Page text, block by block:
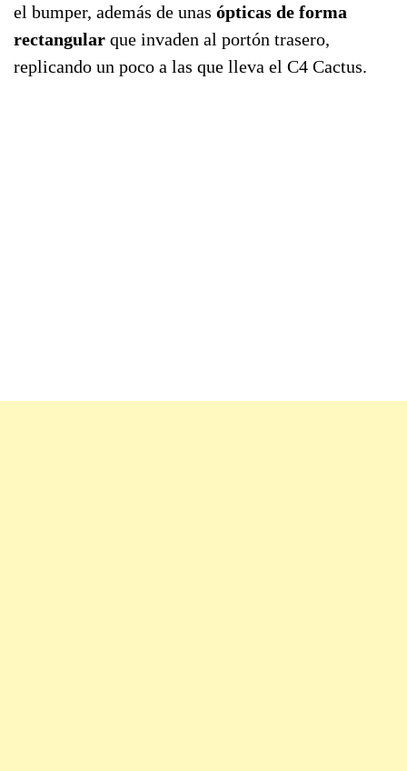
el bumper, además de unas ópticas de forma
rectangular que invaden al portón trasero,
replicando un poco a las que lleva el C4 Cactus.